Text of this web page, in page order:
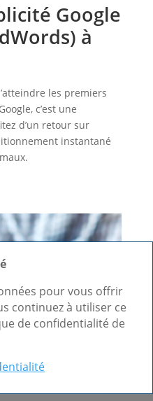
Google
à
les premiers
c’est une
d’un retour sur
instantané
pour vous offrir
continuez à utiliser ce
de confidentialité de